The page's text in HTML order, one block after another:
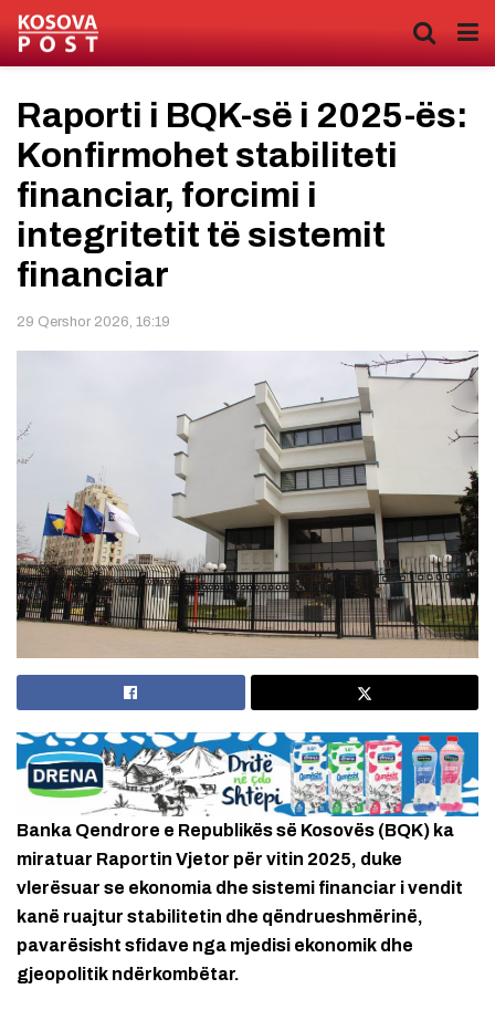
Raporti i BQK-së i 2025-ës:
Konfirmohet stabiliteti
financiar, forcimi i
integritetit të sistemit
financiar
29 Qershor 2026, 16:19
Banka Qendrore e Republikës së Kosovës (BQK) ka
miratuar Raportin Vjetor për vitin 2025, duke
vlerësuar se ekonomia dhe sistemi financiar i vendit
kanë ruajtur stabilitetin dhe qëndrueshmërinë,
pavarësisht sfidave nga mjedisi ekonomik dhe
gjeopolitik ndërkombëtar.